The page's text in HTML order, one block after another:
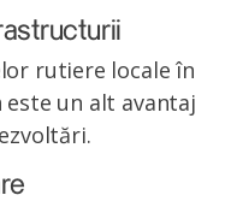
rutiere locale în
un alt avantaj